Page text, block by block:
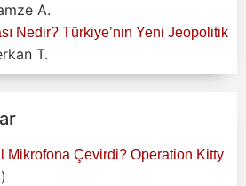
A.
Nedir? Türkiye’nin Yeni Jeopolitik
T.
Mikrofona Çevirdi? Operation Kitty